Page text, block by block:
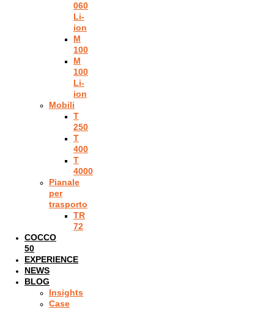
060
Li-
ion
M
100
M
100
Li-
ion
Mobili
T
250
T
400
T
4000
Pianale
per
trasporto
TR
72
COCCO
50
EXPERIENCE
NEWS
BLOG
Insights
Case